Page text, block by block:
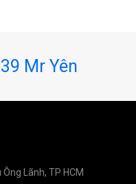
Mr Yên
Lãnh, TP HCM